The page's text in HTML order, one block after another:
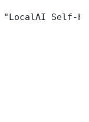
"LocalAI Self-